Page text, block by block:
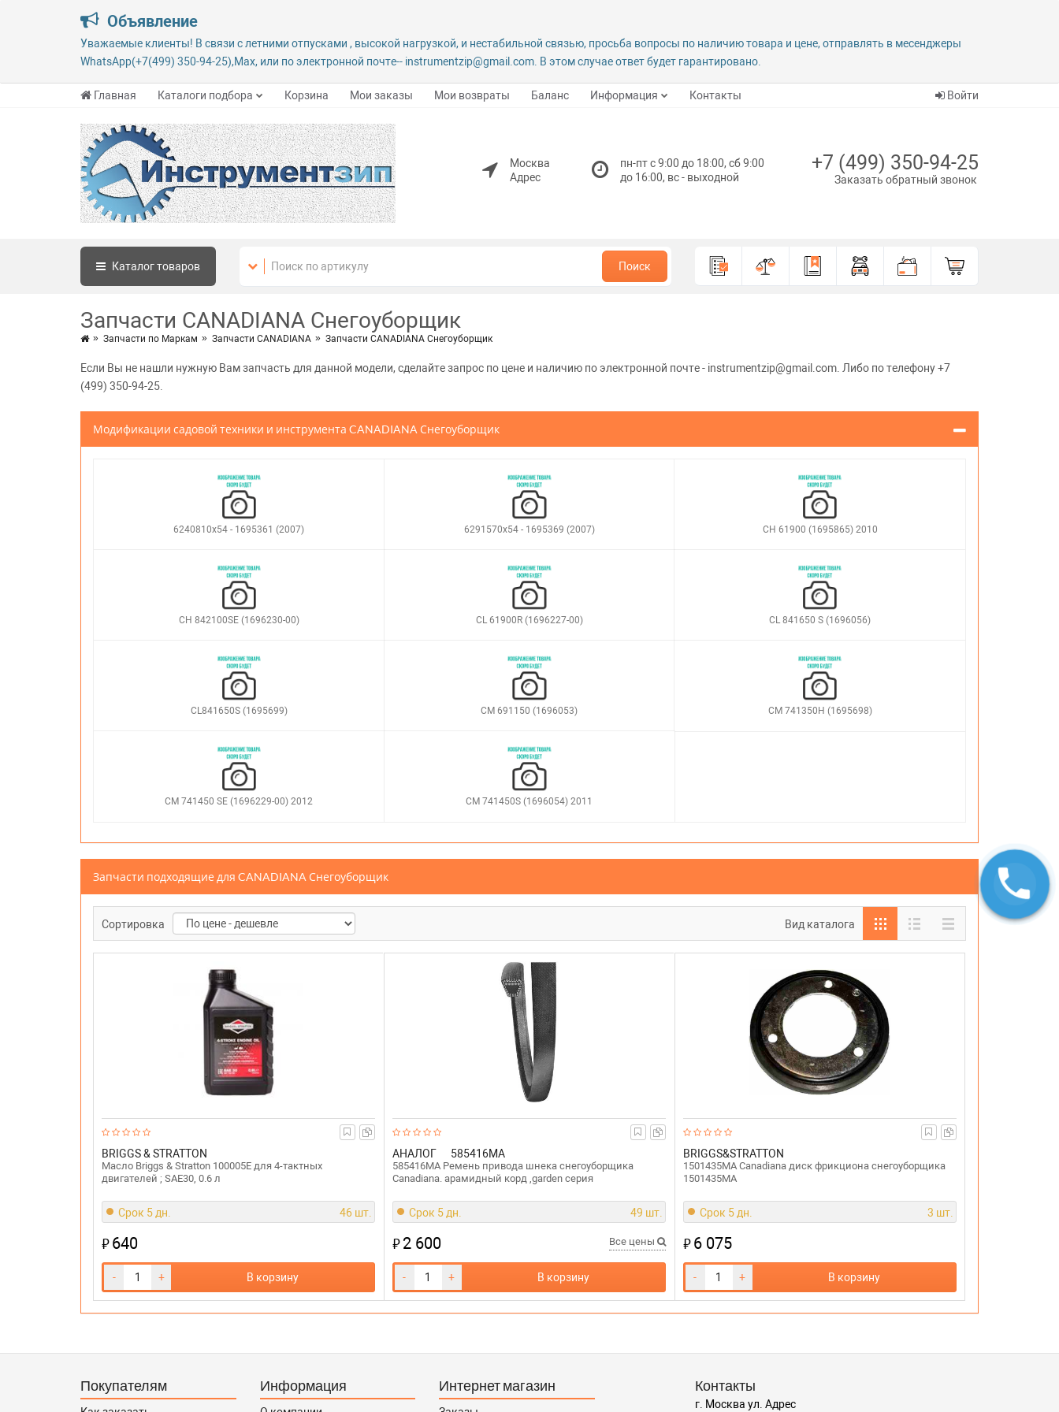
Объявление
Уважаемые клиенты! В связи с летними отпусками , высокой нагрузкой, и нестабильной связью, просьба вопросы по наличию товара и цене, отправлять в месенджеры
WhatsApp(+7(499) 350-94-25),Max, или по электронной почте-- instrumentzip@gmail.com. В этом случае ответ будет гарантировано.
Главная Каталоги подбора Корзина Мои заказы Мои возвраты Баланс Информация Контакты Войти
Москва
Адрес
пн-пт с 9:00 до 18:00, сб 9:00
до 16:00, вс - выходной
+7 (499) 350-94-25
Заказать обратный звонок
Каталогтоваров Поиск
Запчасти CANADIANA Снегоуборщик
Запчасти по Маркам Запчасти CANADIANA Запчасти CANADIANA Снегоуборщик
Если Вы не нашли нужную Вам запчасть для данной модели, сделайте запрос по цене и наличию по электронной почте - instrumentzip@gmail.com. Либо по телефону +7
(499) 350-94-25.
Модификации садовой техники и инструмента CANADIANA Снегоуборщик
6240810x54 - 1695361 (2007) 6291570x54 - 1695369 (2007) CH 61900 (1695865) 2010
CH 842100SE (1696230-00) CL 61900R (1696227-00) CL 841650 S (1696056)
CL841650S (1695699) CM 691150 (1696053) CM 741350H (1695698)
CM 741450 SE (1696229-00) 2012 CM 741450S (1696054) 2011
Запчасти подходящие для CANADIANA Снегоуборщик
Сортировка Вид каталога
BRIGGS & STRATTON
Масло Briggs & Stratton 100005E для 4-тактных
двигателей ; SAE30, 0.6 л
Срок 5 дн. 46 шт.
₽640
- + В корзину
АНАЛОГ 585416MA
585416MA Ремень привода шнека снегоуборщика
Canadiana. арамидный корд ,garden серия
Срок 5 дн. 49 шт.
₽2 600 Все цены
- + В корзину
BRIGGS&STRATTON
1501435MA Canadiana диск фрикциона снегоуборщика
1501435MA
Срок 5 дн. 3 шт.
₽6 075
- + В корзину
Покупателям Информация Интернет магазин Контакты
г. Москва ул. Адрес